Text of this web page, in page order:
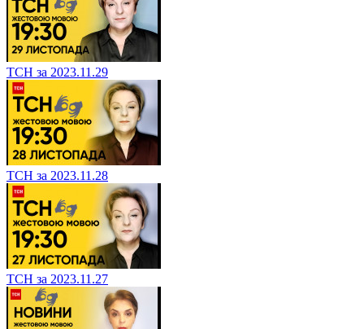
ТСН за 2023.11.29
ТСН за 2023.11.28
ТСН за 2023.11.27